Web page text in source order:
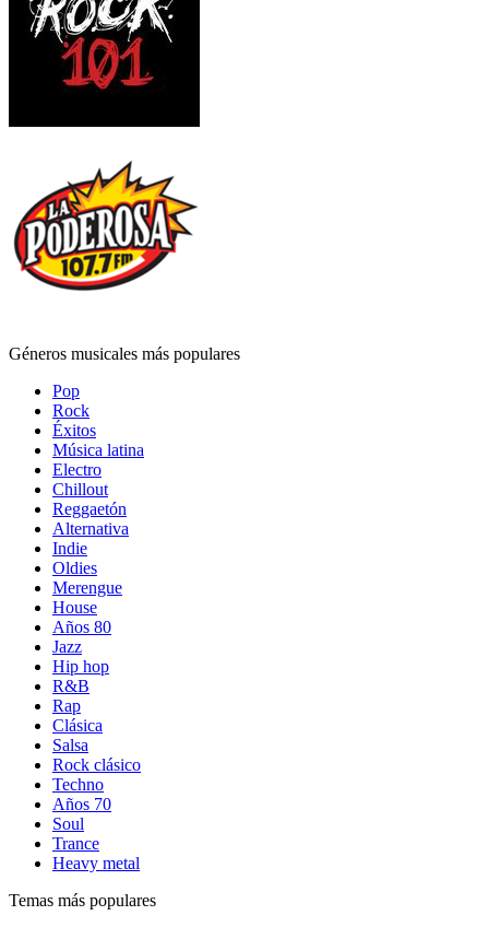
Géneros musicales más populares
Pop
Rock
Éxitos
Música latina
Electro
Chillout
Reggaetón
Alternativa
Indie
Oldies
Merengue
House
Años 80
Jazz
Hip hop
R&B
Rap
Clásica
Salsa
Rock clásico
Techno
Años 70
Soul
Trance
Heavy metal
Temas más populares